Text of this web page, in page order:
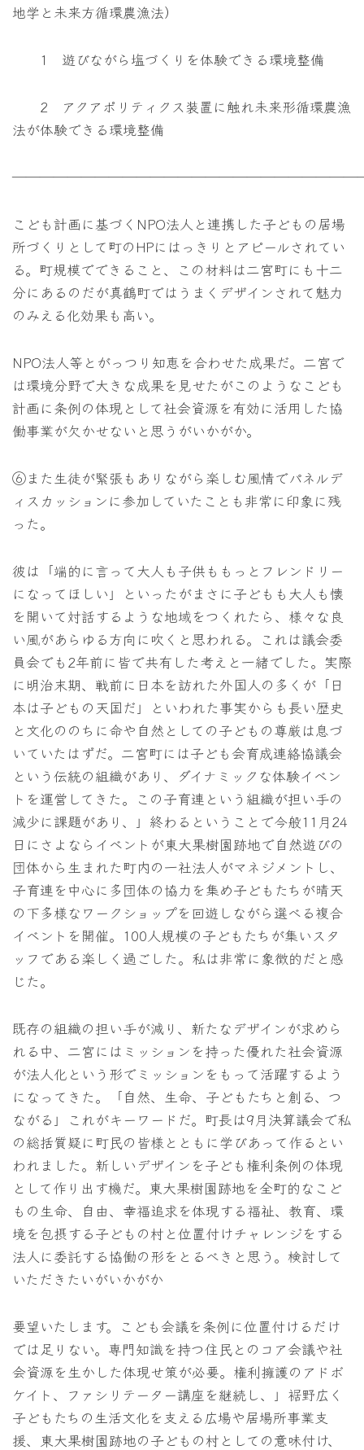
地学と未来方循環農漁法）
1 遊びながら塩づくりを体験できる環境整備
2 アクアポリティクス装置に触れ未来形循環農漁
法が体験できる環境整備
こども計画に基づくNPO法人と連携した子どもの居場
所づくりとして町のHPにはっきりとアピールされてい
る。町規模でできること、この材料は二宮町にも十二
分にあるのだが真鶴町ではうまくデザインされて魅力
のみえる化効果も高い。
NPO法人等とがっつり知恵を合わせた成果だ。二宮で
は環境分野で大きな成果を見せたがこのようなこども
計画に条例の体現として社会資源を有効に活用した協
働事業が欠かせないと思うがいかがか。
⑥また生徒が緊張もありながら楽しむ風情でパネルデ
ィスカッションに参加していたことも非常に印象に残
った。
彼は「端的に言って大人も子供ももっとフレンドリー
になってほしい」といったがまさに子どもも大人も懐
を開いて対話するような地域をつくれたら、様々な良
い風があらゆる方向に吹くと思われる。これは議会委
員会でも2年前に皆で共有した考えと一緒でした。実際
に明治末期、戦前に日本を訪れた外国人の多くが「日
本は子どもの天国だ」といわれた事実からも長い歴史
と文化ののちに命や自然としての子どもの尊厳は息づ
いていたはずだ。二宮町には子ども会育成連絡協議会
という伝統の組織があり、ダイナミックな体験イベン
トを運営してきた。この子育連という組織が担い手の
減少に課題があり、」終わるということで今般11月24
日にさよならイベントが東大果樹園跡地で自然遊びの
団体から生まれた町内の一社法人がマネジメントし、
子育連を中心に多団体の協力を集め子どもたちが晴天
の下多様なワークショップを回遊しながら選べる複合
イベントを開催。100人規模の子どもたちが集いスタ
ッフである楽しく過ごした。私は非常に象徴的だと感
じた。
既存の組織の担い手が減り、新たなデザインが求めら
れる中、二宮にはミッションを持った優れた社会資源
が法人化という形でミッションをもって活躍するよう
になってきた。「自然、生命、子どもたちと創る、つ
ながる」これがキーワードだ。町長は9月決算議会で私
の総括質疑に町民の皆様とともに学びあって作るとい
われました。新しいデザインを子ども権利条例の体現
として作り出す機だ。東大果樹園跡地を全町的なこど
もの生命、自由、幸福追求を体現する福祉、教育、環
境を包摂する子どもの村と位置付けチャレンジをする
法人に委託する協働の形をとるべきと思う。検討して
いただきたいがいかがか
要望いたします。こども会議を条例に位置付けるだけ
では足りない。専門知識を持つ住民とのコア会議や社
会資源を生かした体現せ策が必要。権利擁護のアドボ
ケイト、ファシリテーター講座を継続し、」裾野広く
子どもたちの生活文化を支える広場や居場所事業支
援、東大果樹園跡地の子どもの村としての意味付け、